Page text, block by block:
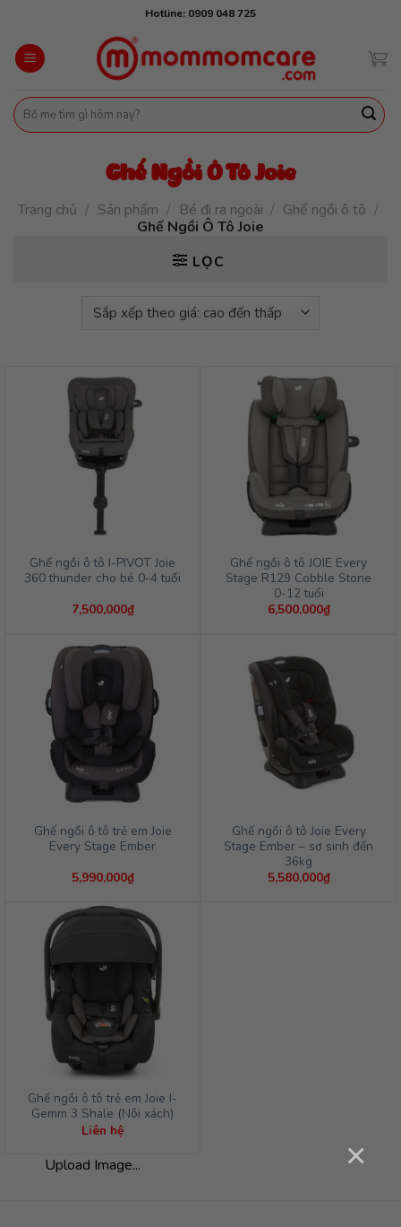
Upload Image... ×
content
Hotline: 0909 048 725
Tìm
kiếm:
Ghế Ngồi Ô Tô Joie
Trang chủ / Sản phẩm / Bé đi ra ngoài / Ghế ngồi ô tô /
Ghế Ngồi Ô Tô Joie
LỌC
Ghế ngồi ô tô I-PIVOT Joie
360 thunder cho bé 0-4 tuổi
7,500,000₫
Ghế ngồi ô tô JOIE Every
Stage R129 Cobble Stone
0-12 tuổi
6,500,000₫
Ghế ngồi ô tô trẻ em Joie
Every Stage Ember
5,990,000₫
Ghế ngồi ô tô Joie Every
Stage Ember – sơ sinh đến
36kg
5,580,000₫
Ghế ngồi ô tô trẻ em Joie I-
Gemm 3 Shale (Nôi xách)
Liên hệ